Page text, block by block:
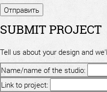
SUBMIT PROJECT
Tell us about your design and
Name/name of the studio:
Link to project: